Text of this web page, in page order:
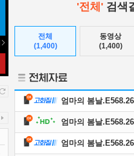
'전체'검색
전체
(1,400)
동영상
(1,400)
엄마의 봄날
엄마의 봄날
엄마의 봄날